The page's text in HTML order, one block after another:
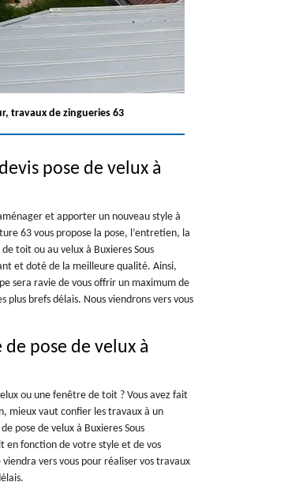
travaux de zingueries 63
pose de velux à
et apporter un nouveau style à
63 vous propose la pose, l’entretien, la
toit ou au velux à Buxieres Sous
et doté de la meilleure qualité. Ainsi,
sera ravie de vous offrir un maximum de
brefs délais. Nous viendrons vers vous
pose de velux à
ou une fenêtre de toit ? Vous avez fait
mieux vaut confier les travaux à un
pose de velux à Buxieres Sous
en fonction de votre style et de vos
vers vous pour réaliser vos travaux